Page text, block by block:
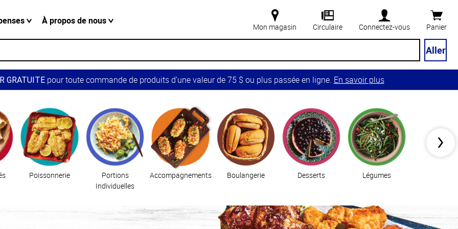
À propos de nous
Mon magasin Circulaire Connectez-vous Panier
Aller
GRATUITEpour toute commande de produits d’une valeur de 75 $ ou plus passée en ligne. En savoir plus
Poissonnerie
Portions
Individuelles
Accompagnements Boulangerie Desserts Légumes